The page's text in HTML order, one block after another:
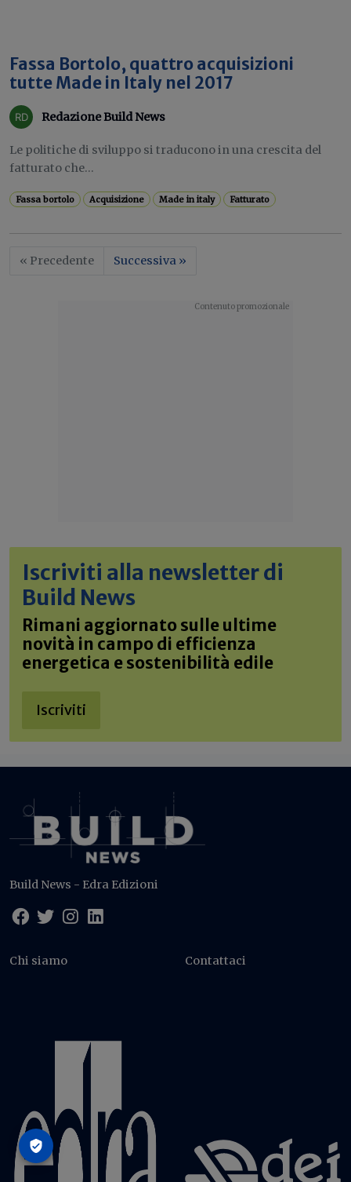
Fassa Bortolo, quattro acquisizioni
tutte Made in Italy nel 2017
Redazione Build News
Le politiche di sviluppo si traducono in una crescita del
fatturato che...
Fassa bortolo Acquisizione Made in italy Fatturato
« Precedente Successiva »
Iscriviti alla newsletter di
Build News
Rimani aggiornato sulle ultime
novità in campo di efficienza
energetica e sostenibilità edile
Iscriviti
Build News - Edra Edizioni
Chi siamo Contattaci